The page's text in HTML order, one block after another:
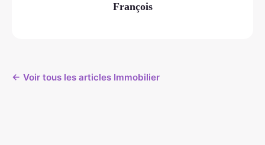
François
← Voir tous les articles Immobilier